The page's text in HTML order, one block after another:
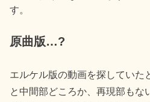
す。
原曲版…?
エルケル版の動画を探していた
と中間部どころか、再現部もな